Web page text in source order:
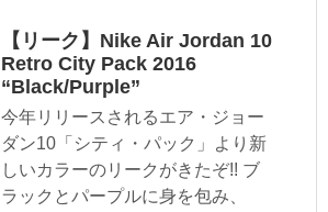
【リーク】Nike Air Jordan 10
Retro City Pack 2016
“Black/Purple”
今年リリースされるエア・ジョー
ダン10「シティ・パック」より新
しいカラーのリークがきたぞ!! ブ
ラックとパープルに身を包み、